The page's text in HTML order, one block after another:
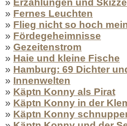
» Erzählungen und
» Fernes Leuchten
» Flieg nicht so hoch
» Fördegeheimnisse
» Gezeitenstrom
» Haie und kleine Fische
» Hamburg: 69 Dichter
» Innenwelten
» Käptn Konny als Pirat
» Käptn Konny in der
» Käptn Konny